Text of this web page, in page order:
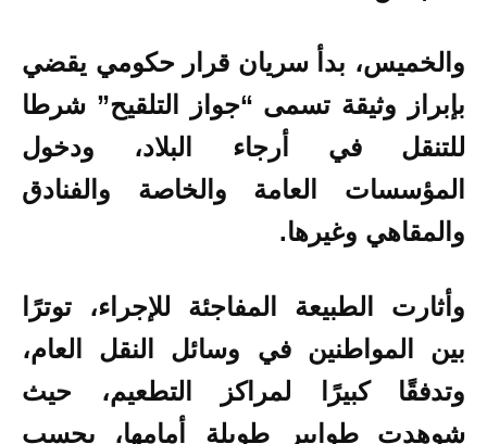
والخميس، بدأ سريان قرار حكومي يقضي
بإبراز وثيقة تسمى “جواز التلقيح” شرطا
للتنقل في أرجاء البلاد، ودخول
المؤسسات العامة والخاصة والفنادق
والمقاهي وغيرها.
وأثارت الطبيعة المفاجئة للإجراء، توترًا
بين المواطنين في وسائل النقل العام،
وتدفقًا كبيرًا لمراكز التطعيم، حيث
شوهدت طوابير طويلة أمامها، بحسب